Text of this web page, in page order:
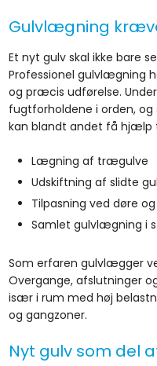
Gulvlægning
Et nyt gulv skal ikke bare
Professionel gulvlægning
og præcis udførelse.
fugtforholdene i orden,
kan blandt andet få hjælp
​Lægning af trægulve
​Udskiftning af slidte
​Tilpasning ved døre
​Samlet gulvlægning i
Som erfaren gulvlægger
Overgange, afslutninger
især i rum med høj
og gangzoner.
Nyt gulv som del